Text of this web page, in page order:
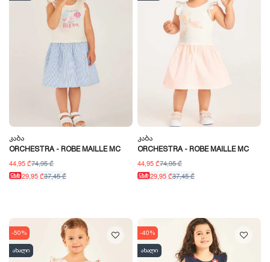
Კაბა
ORCHESTRA - ROBE MAILLE MC
44,95 ₾74,95 ₾
29,95 ₾37,45 ₾
Კაბა
ORCHESTRA - ROBE MAILLE MC
44,95 ₾74,95 ₾
29,95 ₾37,45 ₾
-50%
ახალი
-40%
ახალი